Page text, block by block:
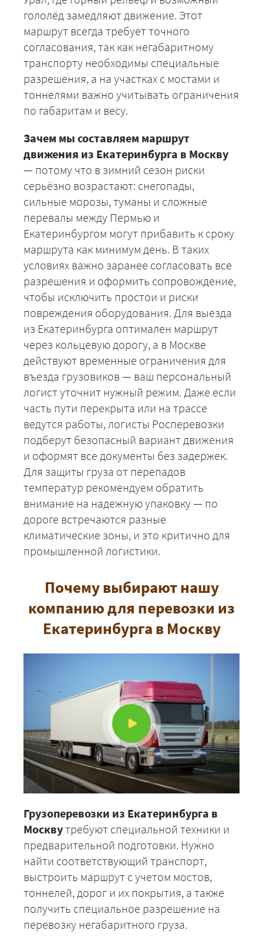
гололёд замедляют движение. Этот
маршрут всегда требует точного
согласования, так как негабаритному
транспорту необходимы специальные
разрешения, а на участках с мостами и
тоннелями важно учитывать ограничения
по габаритам и весу.
Зачем мы составляем маршрут
движения из Екатеринбурга в Москву
— потому что в зимний сезон риски
серьёзно возрастают: снегопады,
сильные морозы, туманы и сложные
перевалы между Пермью и
Екатеринбургом могут прибавить к сроку
маршрута как минимум день. В таких
условиях важно заранее согласовать все
разрешения и оформить сопровождение,
чтобы исключить простои и риски
повреждения оборудования. Для выезда
из Екатеринбурга оптимален маршрут
через кольцевую дорогу, а в Москве
действуют временные ограничения для
въезда грузовиков — ваш персональный
логист уточнит нужный режим. Даже если
часть пути перекрыта или на трассе
ведутся работы, логисты Росперевозки
подберут безопасный вариант движения
и оформят все документы без задержек.
Для защиты груза от перепадов
температур рекомендуем обратить
внимание на надежную упаковку — по
дороге встречаются разные
климатические зоны, и это критично для
промышленной логистики.
Почему выбирают нашу
компанию для перевозки из
Екатеринбурга в Москву
Грузоперевозки из Екатеринбурга в
Москвутребуют специальной техники и
предварительной подготовки. Нужно
найти соответствующий транспорт,
выстроить маршрут с учетом мостов,
тоннелей, дорог и их покрытия, а также
получить специальное разрешение на
перевозку негабаритного груза.
+7 (499) 520-05-23
ЗАКАЗАТЬ